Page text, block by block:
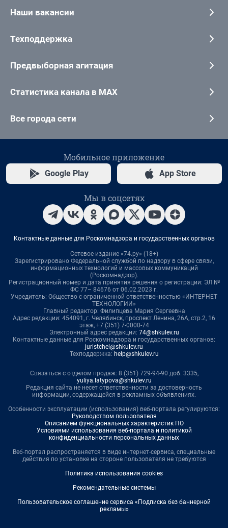
Наши вакансии
Техподдержка
Предвыборная агитация
Статистика канала в MAX
Все города сети
Мобильное приложение
Google Play App Store
Мы в соцсетях
Контактные данные для Роскомнадзора и государственных органов
Сетевое издание «74.ру» (18+)
Зарегистрировано Федеральной службой по надзору в сфере связи,
информационных технологий и массовых коммуникаций
(Роскомнадзор).
Регистрационный номер и дата принятия решения о регистрации: ЭЛ №
ФС 77– 84676 от 06.02.2023 г.
Учредитель: Общество с ограниченной ответственностью «ИНТЕРНЕТ
ТЕХНОЛОГИИ»
Главный редактор: Филипцева Мария Сергеевна
Адрес редакции: 454091, г. Челябинск, проспект Ленина, 26А, стр.2, 16
этаж, +7 (351) 7-0000-74
Электронный адрес редакции: 74@shkulev.ru
Контактные данные для Роскомнадзора и государственных органов:
juristchel@shkulev.ru
Техподдержка: help@shkulev.ru
Связаться с отделом продаж: 8 (351) 729-94-90 доб. 3335,
yuliya.latypova@shkulev.ru
Редакция сайта не несет ответственности за достоверность
информации, содержащейся в рекламных объявлениях.
Особенности эксплуатации (использования) веб-портала регулируются:
Руководством пользователя
Описанием функциональных характеристик ПО
Условиями использования веб-портала и политикой
конфиденциальности персональных данных
Веб-портал распространяется в виде интернет-сервиса, специальные
действия по установке на стороне пользователя не требуются
Политика использования cookies
Рекомендательные системы
Пользовательское соглашение сервиса «Подписка без баннерной
рекламы»